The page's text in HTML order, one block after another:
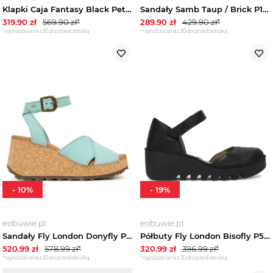
Klapki Caja Fantasy Black Petrol P144721011 (FL344-c) FLY London
319.90 zł 569.90zł*
*najniższa cena z 30 dni przed obniżką
Sandały Samb Taup / Brick P145245005 (FL416-a) FLY London
289.90 zł 429.90zł*
*najniższa cena z 30 dni przed obniżką
eobuwie.pl
Sandały Fly London Donyfly P145440 Zielony
520.99 zł 578.99zł*
*najniższa cena z 30 dni przed obniżką
- 10%
eobuwie.pl
Półbuty Fly London Bisofly P501305 Czarny
320.99 zł 396.99zł*
*najniższa cena z 30 dni przed obniżką
- 19%